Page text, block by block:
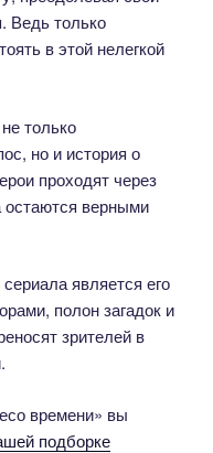
Ведь только
в этой нелегкой
только
но и история о
проходят через
остаются верными
является его
полон загадок и
зрителей в
времени» вы
подборке